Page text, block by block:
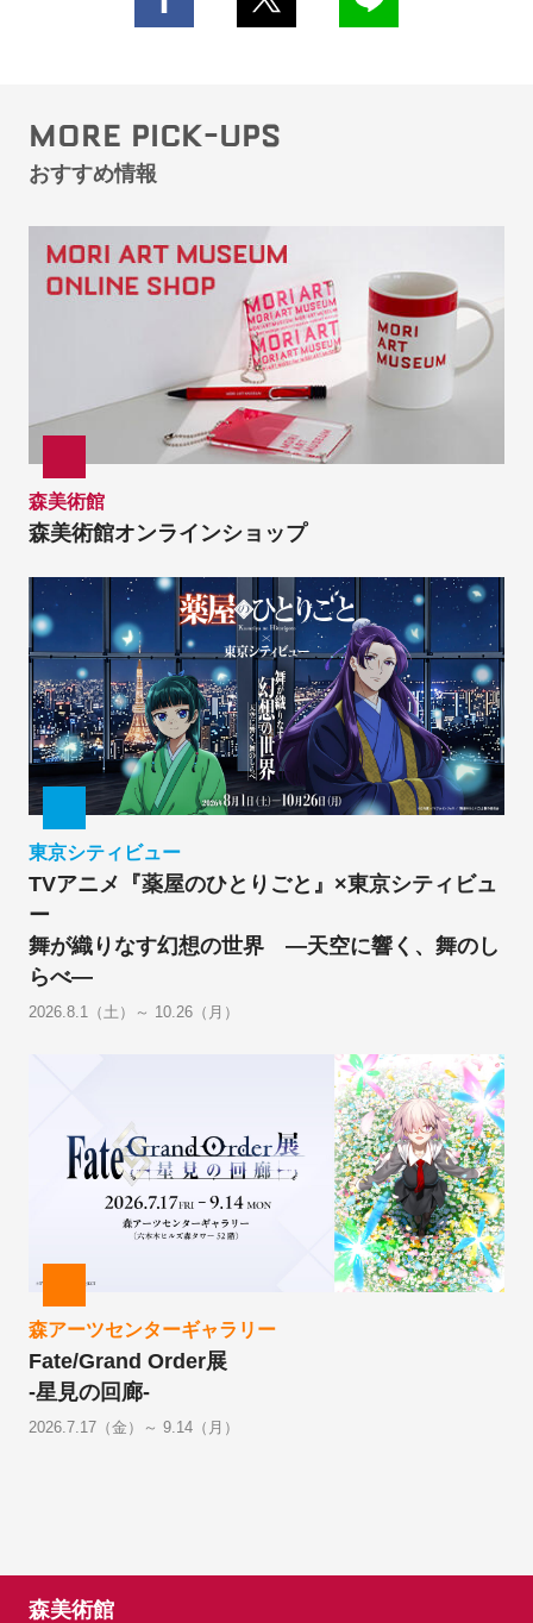
MORE PICK-UPS
おすすめ情報
森美術館
森美術館オンラインショップ
東京シティビュー
TVアニメ『薬屋のひとりごと』×東京シティビュ
ー
舞が織りなす幻想の世界 ―天空に響く、舞のし
らべ―
2026.8.1（土）～ 10.26（月）
森アーツセンターギャラリー
Fate/Grand Order展
-星見の回廊-
2026.7.17（金）～ 9.14（月）
森美術館